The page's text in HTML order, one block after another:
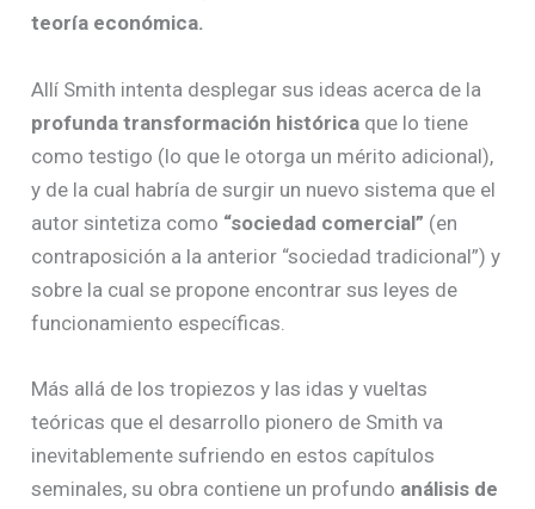
teoría económica.
Allí Smith intenta desplegar sus ideas acerca de la
profunda transformación histórica que lo tiene
como testigo (lo que le otorga un mérito adicional),
y de la cual habría de surgir un nuevo sistema que el
autor sintetiza como “sociedad comercial” (en
contraposición a la anterior “sociedad tradicional”) y
sobre la cual se propone encontrar sus leyes de
funcionamiento específicas.
Más allá de los tropiezos y las idas y vueltas
teóricas que el desarrollo pionero de Smith va
inevitablemente sufriendo en estos capítulos
seminales, su obra contiene un profundo análisis de